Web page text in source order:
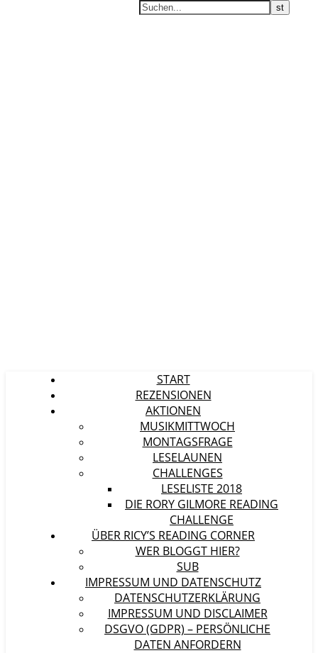
START
REZENSIONEN
AKTIONEN
MUSIKMITTWOCH
MONTAGSFRAGE
LESELAUNEN
CHALLENGES
LESELISTE 2018
DIE RORY GILMORE READING
CHALLENGE
ÜBER RICY’S READING CORNER
WER BLOGGT HIER?
SUB
IMPRESSUM UND DATENSCHUTZ
DATENSCHUTZERKLÄRUNG
IMPRESSUM UND DISCLAIMER
DSGVO (GDPR) – PERSÖNLICHE
DATEN ANFORDERN